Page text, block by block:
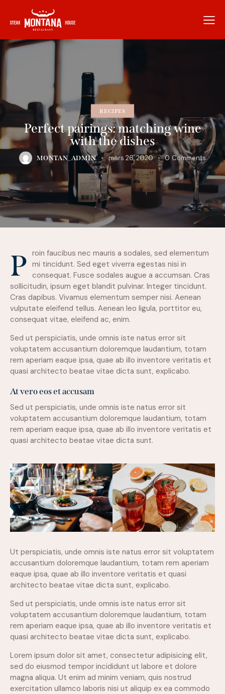
RECIPES
Perfect pairings: matching wine
with the dishes
MONTAN_ADMIN mars 26, 2020 0 Comments
Proin faucibus nec mauris a sodales, sed elementum mi tincidunt. Sed eget viverra egestas nisi in
consequat. Fusce sodales augue a accumsan. Cras
sollicitudin, ipsum eget blandit pulvinar. Integer tincidunt.
Cras dapibus. Vivamus elementum semper nisi. Aenean
vulputate eleifend tellus. Aenean leo ligula, porttitor eu,
consequat vitae, eleifend ac, enim.
Sed ut perspiciatis, unde omnis iste natus error sit
voluptatem accusantium doloremque laudantium, totam
rem aperiam eaque ipsa, quae ab illo inventore veritatis et
quasi architecto beatae vitae dicta sunt, explicabo.
At vero eos et accusam
Sed ut perspiciatis, unde omnis iste natus error sit
voluptatem accusantium doloremque laudantium, totam
rem aperiam eaque ipsa, quae ab illo inventore veritatis et
quasi architecto beatae vitae dicta sunt.
Ut perspiciatis, unde omnis iste natus error sit voluptatem
accusantium doloremque laudantium, totam rem aperiam
eaque ipsa, quae ab illo inventore veritatis et quasi
architecto beatae vitae dicta sunt, explicabo.
Sed ut perspiciatis, unde omnis iste natus error sit
voluptatem accusantium doloremque laudantium, totam
rem aperiam eaque ipsa, quae ab illo inventore veritatis et
quasi architecto beatae vitae dicta sunt, explicabo.
Lorem ipsum dolor sit amet, consectetur adipisicing elit,
sed do eiusmod tempor incididunt ut labore et dolore
magna aliqua. Ut enim ad minim veniam, quis nostrud
exercitation ullamco laboris nisi ut aliquip ex ea commodo